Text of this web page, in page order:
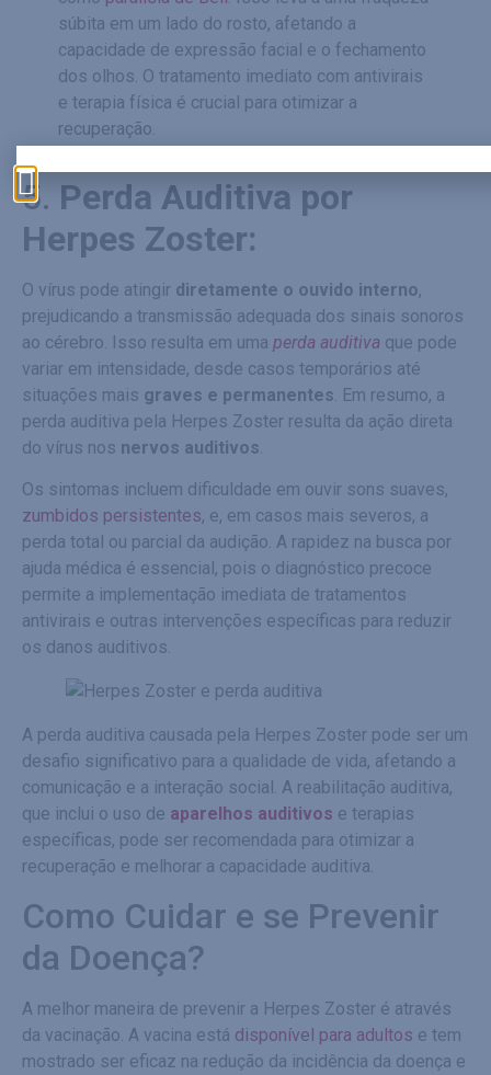
súbita em um lado do rosto, afetando a
capacidade de expressão facial e o fechamento
dos olhos. O tratamento imediato com antivirais
e terapia física é crucial para otimizar a
recuperação.
5. Perda Auditiva por
Herpes Zoster:
O vírus pode atingir diretamente o ouvido interno,
prejudicando a transmissão adequada dos sinais sonoros
ao cérebro. Isso resulta em uma perda auditiva que pode
variar em intensidade, desde casos temporários até
situações mais graves e permanentes . Em resumo, a
perda auditiva pela Herpes Zoster resulta da ação direta
do vírus nos nervos auditivos
Os sintomas incluem dificuldade em ouvir sons suaves,
zumbidos persistentes, e, em casos mais severos, a
perda total ou parcial da audição. A rapidez na busca por
ajuda médica é essencial, pois o diagnóstico precoce
permite a implementação imediata de tratamentos
antivirais e outras intervenções específicas para reduzir
os danos auditivos.
A perda auditiva causada pela Herpes Zoster pode ser um
desafio significativo para a qualidade de vida, afetando a
comunicação e a interação social. A reabilitação auditiva,
que inclui o uso de aparelhos auditivos e terapias
específicas, pode ser recomendada para otimizar a
recuperação e melhorar a capacidade auditiva.
Como Cuidar e se Prevenir
da Doença?
A melhor maneira de prevenir a Herpes Zoster é através
da vacinação. A vacina está disponível para adultos e tem
mostrado ser eficaz na redução da incidência da doença e